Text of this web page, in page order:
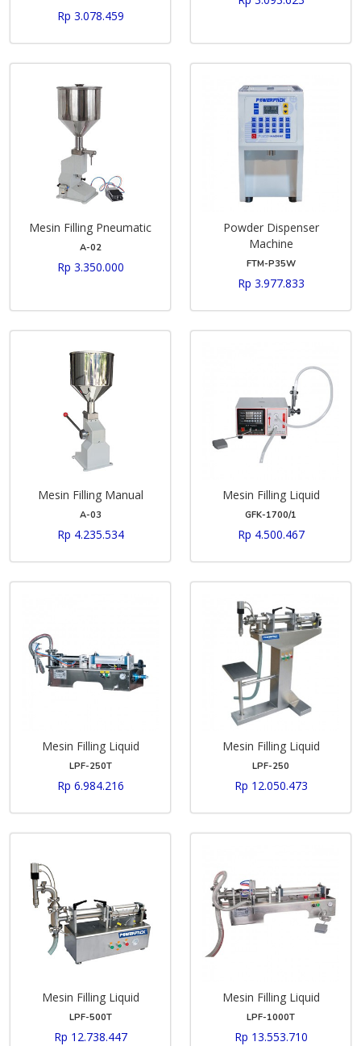
Rp 3.078.459
Mesin Filling Pneumatic
A-02
Rp 3.350.000
Powder Dispenser
Machine
FTM-P35W
Rp 3.977.833
Mesin Filling Manual
A-03
Rp 4.235.534
Mesin Filling Liquid
GFK-1700/1
Rp 4.500.467
Mesin Filling Liquid
LPF-250T
Rp 6.984.216
Mesin Filling Liquid
LPF-250
Rp 12.050.473
Mesin Filling Liquid
LPF-500T
Rp 12.738.447
Mesin Filling Liquid
LPF-1000T
Rp 13.553.710